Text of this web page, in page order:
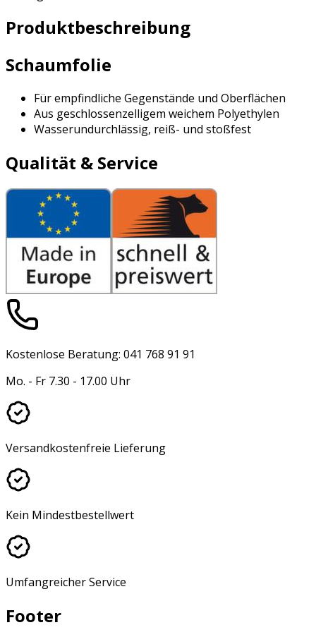
Produktbeschreibung
Schaumfolie
Für empfindliche Gegenstände und Oberflächen
Aus geschlossenzelligem weichem Polyethylen
Wasserundurchlässig, reiß- und stoßfest
Qualität & Service
Kostenlose Beratung: 041 768 91 91
Mo. - Fr 7.30 - 17.00 Uhr
Versandkostenfreie Lieferung
Kein Mindestbestellwert
Umfangreicher Service
Footer